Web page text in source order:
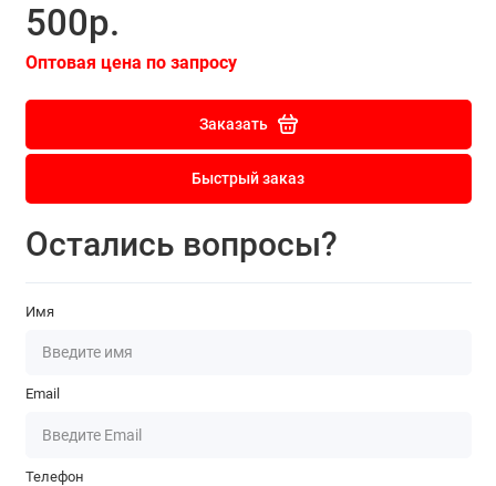
500р.
Оптовая цена по запросу
Заказать
Быстрый заказ
Остались вопросы?
Имя
Email
Телефон